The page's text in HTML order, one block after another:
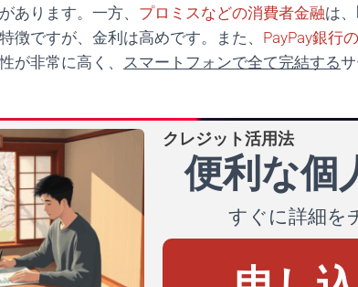
あります。一方、 プロミスなどの消費者金融は、
徴ですが、金利は高めです。また、 PayPay銀行
が非常に高く、 スマートフォンで全て完結する
クレジット活用法
便利な個
すぐに詳細を